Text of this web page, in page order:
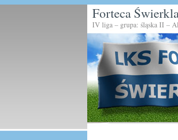
Forteca
IV liga – grupa: śląska II –